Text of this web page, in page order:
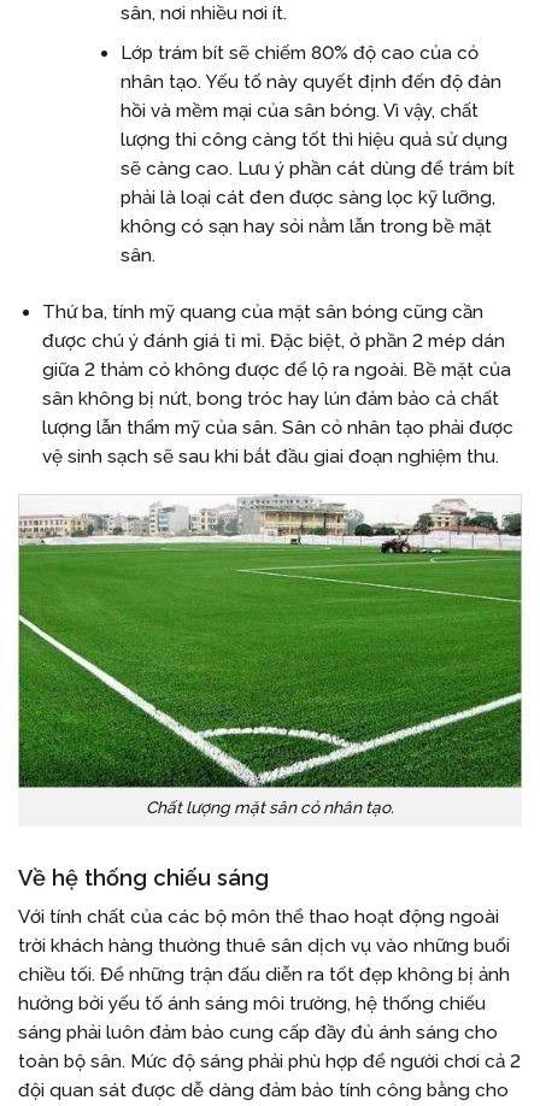
sân, nơi nhiều nơi ít.
Lớp trám bít sẽ chiếm 80% độ cao của cỏ
nhân tạo. Yếu tố này quyết định đến độ đàn
hồi và mềm mại của sân bóng. Vì vậy, chất
lượng thi công càng tốt thì hiệu quả sử dụng
sẽ càng cao. Lưu ý phần cát dùng để trám bít
phải là loại cát đen được sàng lọc kỹ lưỡng,
không có sạn hay sỏi nằm lẫn trong bề mặt
sân.
Thứ ba, tính mỹ quang của mặt sân bóng cũng cần
được chú ý đánh giá tỉ mỉ. Đặc biệt, ở phần 2 mép dán
giữa 2 thảm cỏ không được để lộ ra ngoài. Bề mặt của
sân không bị nứt, bong tróc hay lún đảm bảo cả chất
lượng lẫn thẩm mỹ của sân. Sân cỏ nhân tạo phải được
vệ sinh sạch sẽ sau khi bắt đầu giai đoạn nghiệm thu.
Chất lượng mặt sân cỏ nhân tạo.
Về hệ thống chiếu sáng
Với tính chất của các bộ môn thể thao hoạt động ngoài
trời khách hàng thường thuê sân dịch vụ vào những buổi
chiều tối. Để những trận đấu diễn ra tốt đẹp không bị ảnh
hưởng bởi yếu tố ánh sáng môi trường, hệ thống chiếu
sáng phải luôn đảm bảo cung cấp đầy đủ ánh sáng cho
toàn bộ sân. Mức độ sáng phải phù hợp để người chơi cả 2
đội quan sát được dễ dàng đảm bảo tính công bằng cho